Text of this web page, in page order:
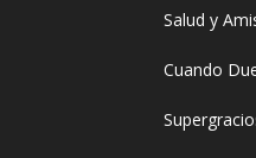
Salud y
Cuando